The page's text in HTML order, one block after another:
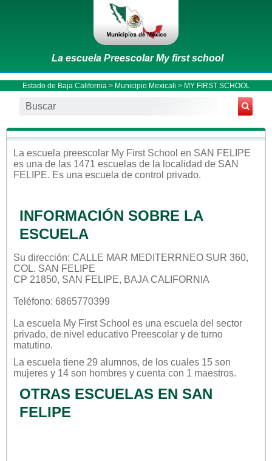
La escuela Preescolar My first school
Estado de Baja California > Municipio Mexicali > MY FIRST SCHOOL
La escuela preescolar My First School en SAN FELIPE
es una de las 1471 escuelas de la localidad de SAN
FELIPE. Es una escuela de control privado.
INFORMACIÓN SOBRE LA
ESCUELA
Su dirección: CALLE MAR MEDITERRNEO SUR 360,
COL. SAN FELIPE
CP 21850, SAN FELIPE, BAJA CALIFORNIA
Teléfono: 6865770399
La escuela My First School es una escuela del sector
privado, de nivel educativo Preescolar y de turno
matutino.
La escuela tiene 29 alumnos, de los cuales 15 son
mujeres y 14 son hombres y cuenta con 1 maestros.
OTRAS ESCUELAS EN SAN
FELIPE